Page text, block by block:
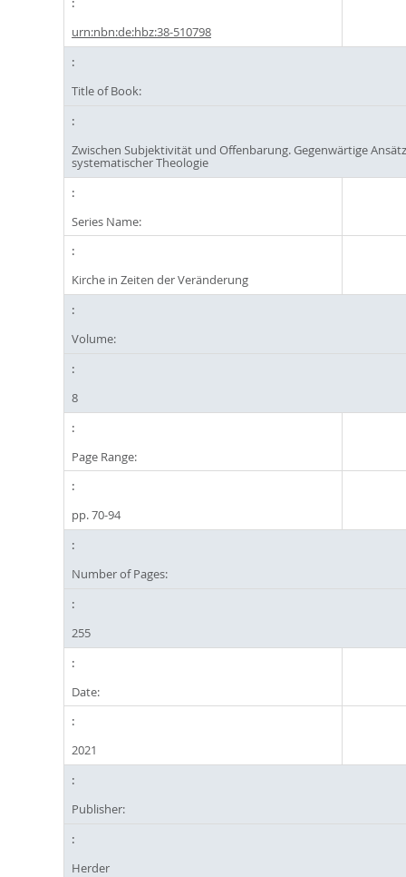
urn:nbn:de:hbz:38-510798
Title of Book:
Zwischen Subjektivität und Offenbarung. Gegenwärtige
systematischer Theologie
Series Name:
Kirche in Zeiten der Veränderung
Volume:
8
Page Range:
pp. 70-94
Number of Pages:
255
Date:
2021
Publisher:
Herder